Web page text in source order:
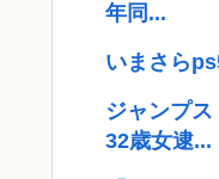
年同...
いまさら
ジャンプ
32歳女逮...